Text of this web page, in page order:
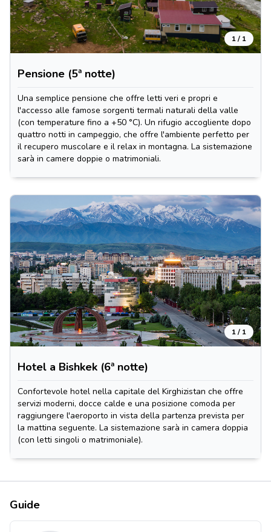
1 / 1
Pensione (5ª notte)
Una semplice pensione che offre letti veri e propri e
l'accesso alle famose sorgenti termali naturali della valle
(con temperature fino a +50 °C). Un rifugio accogliente dopo
quattro notti in campeggio, che offre l'ambiente perfetto per
il recupero muscolare e il relax in montagna. La sistemazione
sarà in camere doppie o matrimoniali.
1 / 1
Hotel a Bishkek (6ª notte)
Confortevole hotel nella capitale del Kirghizistan che offre
servizi moderni, docce calde e una posizione comoda per
raggiungere l'aeroporto in vista della partenza prevista per
la mattina seguente. La sistemazione sarà in camera doppia
(con letti singoli o matrimoniale).
Guide